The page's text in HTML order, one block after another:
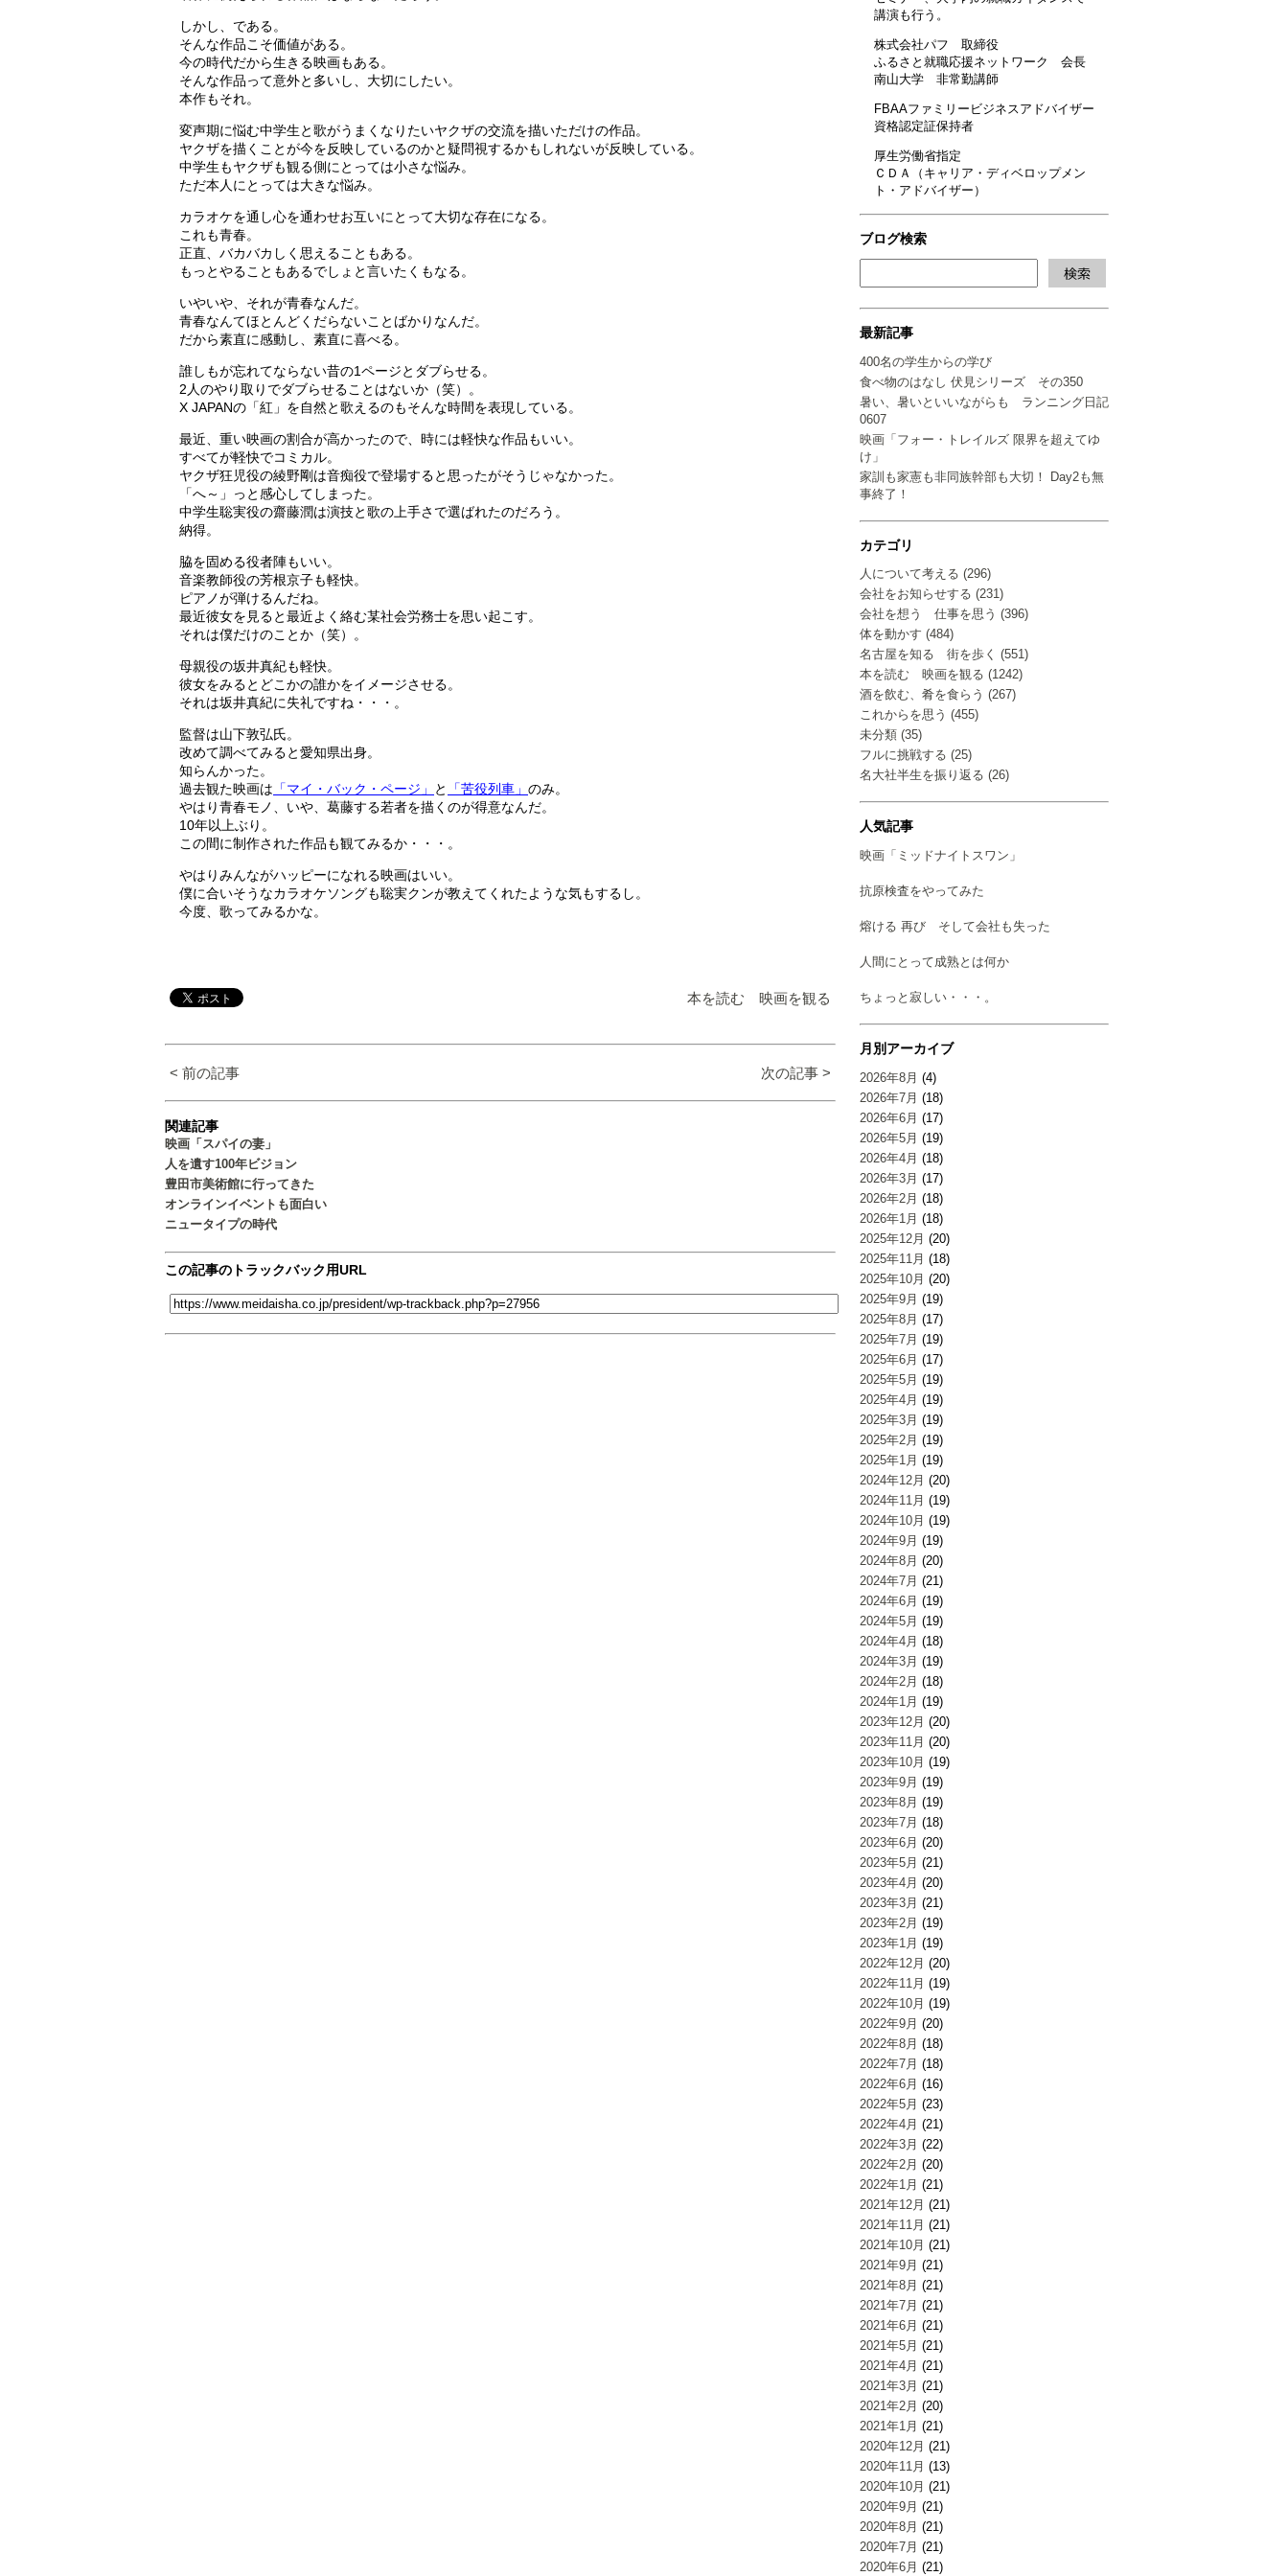
講演も行う。
株式会社パフ 取締役
ふるさと就職応援ネットワーク 会長
南山大学 非常勤講師
FBAAファミリービジネスアドバイザー
資格認定証保持者
厚生労働省指定
ＣＤＡ（キャリア・ディベロップメン
ト・アドバイザー）
ブログ検索
最新記事
400名の学生からの学び
食べ物のはなし 伏見シリーズ その350
暑い、暑いといいながらも ランニング日記
0607
映画「フォー・トレイルズ 限界を超えてゆ
け」
家訓も家憲も非同族幹部も大切！ Day2も無
事終了！
カテゴリ
人について考える (296)
会社をお知らせする (231)
会社を想う 仕事を思う (396)
体を動かす (484)
名古屋を知る 街を歩く (551)
本を読む 映画を観る (1242)
酒を飲む、肴を食らう (267)
これからを思う (455)
未分類 (35)
フルに挑戦する (25)
名大社半生を振り返る (26)
人気記事
映画「ミッドナイトスワン」
抗原検査をやってみた
熔ける 再び そして会社も失った
人間にとって成熟とは何か
ちょっと寂しい・・・。
月別アーカイブ
2026年8月 (4)
2026年7月 (18)
2026年6月 (17)
2026年5月 (19)
2026年4月 (18)
2026年3月 (17)
2026年2月 (18)
2026年1月 (18)
2025年12月 (20)
2025年11月 (18)
2025年10月 (20)
2025年9月 (19)
2025年8月 (17)
2025年7月 (19)
2025年6月 (17)
2025年5月 (19)
2025年4月 (19)
2025年3月 (19)
2025年2月 (19)
2025年1月 (19)
2024年12月 (20)
2024年11月 (19)
2024年10月 (19)
2024年9月 (19)
2024年8月 (20)
2024年7月 (21)
2024年6月 (19)
2024年5月 (19)
2024年4月 (18)
2024年3月 (19)
2024年2月 (18)
2024年1月 (19)
2023年12月 (20)
2023年11月 (20)
2023年10月 (19)
2023年9月 (19)
2023年8月 (19)
2023年7月 (18)
2023年6月 (20)
2023年5月 (21)
2023年4月 (20)
2023年3月 (21)
2023年2月 (19)
2023年1月 (19)
2022年12月 (20)
2022年11月 (19)
2022年10月 (19)
2022年9月 (20)
2022年8月 (18)
2022年7月 (18)
2022年6月 (16)
2022年5月 (23)
2022年4月 (21)
2022年3月 (22)
2022年2月 (20)
2022年1月 (21)
2021年12月 (21)
2021年11月 (21)
2021年10月 (21)
2021年9月 (21)
2021年8月 (21)
2021年7月 (21)
2021年6月 (21)
2021年5月 (21)
2021年4月 (21)
2021年3月 (21)
2021年2月 (20)
2021年1月 (21)
2020年12月 (21)
2020年11月 (13)
2020年10月 (21)
2020年9月 (21)
2020年8月 (21)
2020年7月 (21)
2020年6月 (21)
しかし、である。
そんな作品こそ価値がある。
今の時代だから生きる映画もある。
そんな作品って意外と多いし、大切にしたい。
本作もそれ。
変声期に悩む中学生と歌がうまくなりたいヤクザの交流を描いただけの作品。
ヤクザを描くことが今を反映しているのかと疑問視するかもしれないが反映している。
中学生もヤクザも観る側にとっては小さな悩み。
ただ本人にとっては大きな悩み。
カラオケを通し心を通わせお互いにとって大切な存在になる。
これも青春。
正直、バカバカしく思えることもある。
もっとやることもあるでしょと言いたくもなる。
いやいや、それが青春なんだ。
青春なんてほとんどくだらないことばかりなんだ。
だから素直に感動し、素直に喜べる。
誰しもが忘れてならない昔の1ページとダブらせる。
2人のやり取りでダブらせることはないか（笑）。
X JAPANの「紅」を自然と歌えるのもそんな時間を表現している。
最近、重い映画の割合が高かったので、時には軽快な作品もいい。
すべてが軽快でコミカル。
ヤクザ狂児役の綾野剛は音痴役で登場すると思ったがそうじゃなかった。
「へ～」っと感心してしまった。
中学生聡実役の齋藤潤は演技と歌の上手さで選ばれたのだろう。
納得。
脇を固める役者陣もいい。
音楽教師役の芳根京子も軽快。
ピアノが弾けるんだね。
最近彼女を見ると最近よく絡む某社会労務士を思い起こす。
それは僕だけのことか（笑）。
母親役の坂井真紀も軽快。
彼女をみるとどこかの誰かをイメージさせる。
それは坂井真紀に失礼ですね・・・。
監督は山下敦弘氏。
改めて調べてみると愛知県出身。
知らんかった。
過去観た映画は 「マイ・バック・ページ」 と 「苦役列車」 のみ。
やはり青春モノ、いや、葛藤する若者を描くのが得意なんだ。
10年以上ぶり。
この間に制作された作品も観てみるか・・・。
やはりみんながハッピーになれる映画はいい。
僕に合いそうなカラオケソングも聡実クンが教えてくれたような気もするし。
今度、歌ってみるかな。
本を読む 映画を観る
< 前の記事 次の記事 >
関連記事
映画「スパイの妻」
人を遺す100年ビジョン
豊田市美術館に行ってきた
オンラインイベントも面白い
ニュータイプの時代
この記事のトラックバック用URL